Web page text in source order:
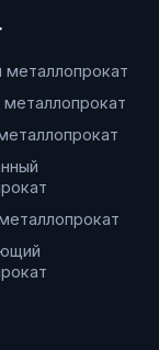
металлопрокат
металлопрокат